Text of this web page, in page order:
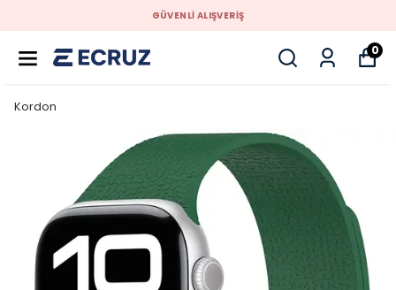
GÜVENLİ ALIŞVERİŞ
0
Kordon